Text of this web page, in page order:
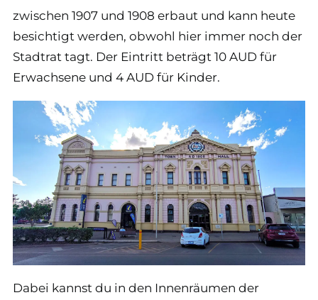
zwischen 1907 und 1908 erbaut und kann heute
besichtigt werden, obwohl hier immer noch der
Stadtrat tagt. Der Eintritt beträgt 10 AUD für
Erwachsene und 4 AUD für Kinder.
Dabei kannst du in den Innenräumen der